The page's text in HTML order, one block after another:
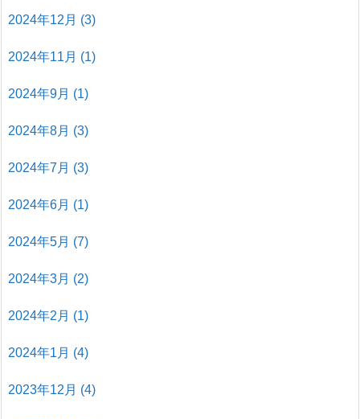
2024年12月 (3)
2024年11月 (1)
2024年9月 (1)
2024年8月 (3)
2024年7月 (3)
2024年6月 (1)
2024年5月 (7)
2024年3月 (2)
2024年2月 (1)
2024年1月 (4)
2023年12月 (4)